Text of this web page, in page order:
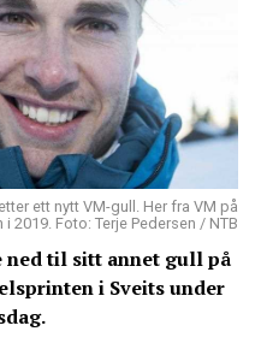
ett nytt VM-gull. Her fra VM på
i 2019. Foto: Terje Pedersen / NTB
ned til sitt annet gull på
i Sveits under